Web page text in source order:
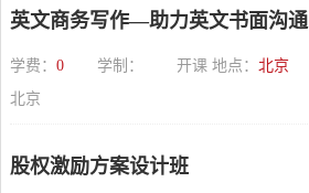
英文商务写作—助力英文书面沟通
学费： 0 学制： 开课 地点： 北京
北京
股权激励方案设计班